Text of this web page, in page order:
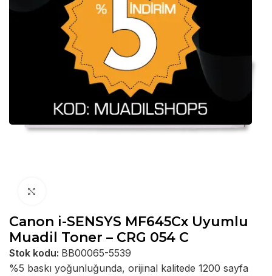
Canon i-SENSYS MF645Cx Uyumlu
Muadil Toner – CRG 054 C
Stok kodu: BB00065-5539
%5 baskı yoğunluğunda, orijinal kalitede 1200 sayfa